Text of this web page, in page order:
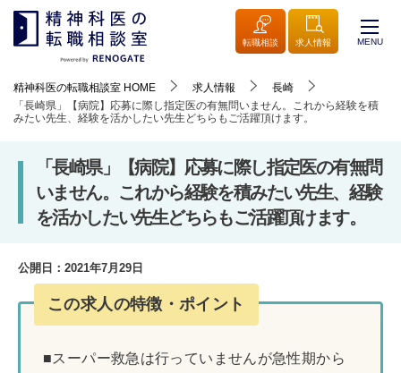
転職相談 求人情報 MENU
精神科医の転職相談室 HOME 求人情報
長崎
「長崎県」【病院】応募に際し指定医の有無問いません。これから経験を積
みたい先生、経験を活かしたい先生どちらもご活躍頂けます。
「長崎県」【病院】応募に際し指定医の有無問
いません。これから経験を積みたい先生、経験
を活かしたい先生どちらもご活躍頂けます。
公開日： 2021年7月29日
この求人の特徴・ポイント
■スーパー救急は行っていませんが急性期から